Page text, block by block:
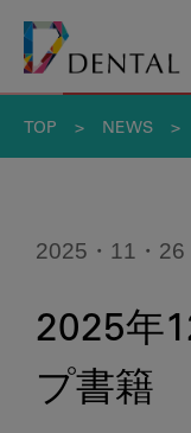
TOP > NEWS >
2025・11・26
2025年
プ書籍